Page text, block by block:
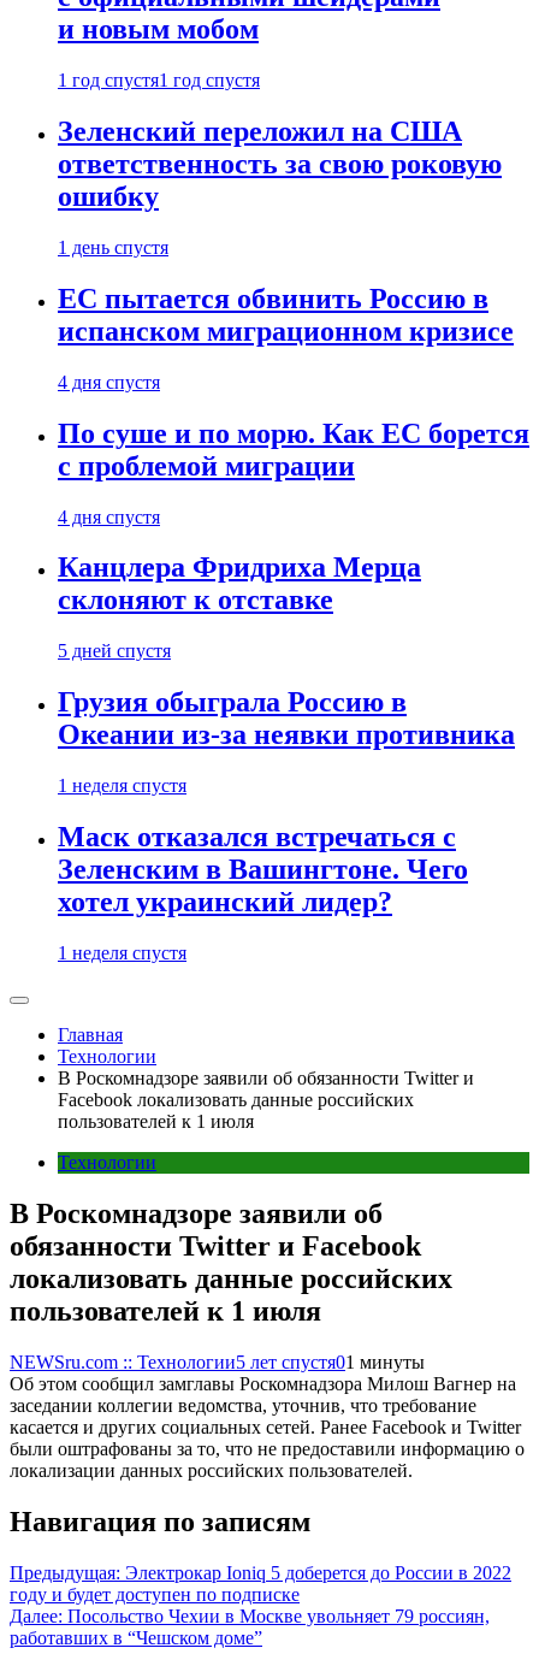
и новым мобом
1 год спустя1 год спустя
Зеленский переложил на США
ответственность за свою роковую
ошибку
1 день спустя
ЕС пытается обвинить Россию в
испанском миграционном кризисе
4 дня спустя
По суше и по морю. Как ЕС борется
с проблемой миграции
4 дня спустя
Канцлера Фридриха Мерца
склоняют к отставке
5 дней спустя
Грузия обыграла Россию в
Океании из-за неявки противника
1 неделя спустя
Маск отказался встречаться с
Зеленским в Вашингтоне. Чего
хотел украинский лидер?
1 неделя спустя
Главная
Технологии
В Роскомнадзоре заявили об обязанности Twitter и
Facebook локализовать данные российских
пользователей к 1 июля
Технологии
В Роскомнадзоре заявили об
обязанности Twitter и Facebook
локализовать данные российских
пользователей к 1 июля
NEWSru.com :: Технологии5 лет спустя01 минуты
Об этом сообщил замглавы Роскомнадзора Милош Вагнер на
заседании коллегии ведомства, уточнив, что требование
касается и других социальных сетей. Ранее Facebook и Twitter
были оштрафованы за то, что не предоставили информацию о
локализации данных российских пользователей.
Навигация по записям
Предыдущая: Электрокар Ioniq 5 доберется до России в 2022
году и будет доступен по подписке
Далее: Посольство Чехии в Москве увольняет 79 россиян,
работавших в “Чешском доме”